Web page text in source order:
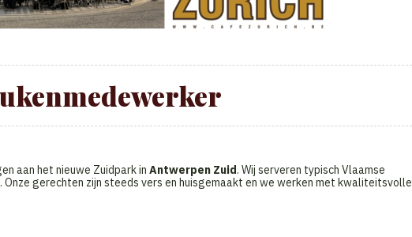
aan het nieuwe Zuidpark in Antwerpen Zuid. Wij serveren typisch Vlaamse
gerechten zijn steeds vers en huisgemaakt en we werken met kwaliteitsvolle